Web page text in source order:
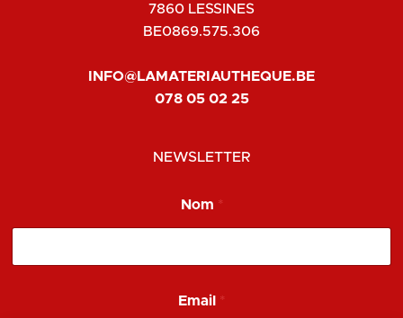
7860 LESSINES
BE0869.575.306
INFO@LAMATERIAUTHEQUE.BE
078 05 02 25
NEWSLETTER
m
a
Nom *
Email *